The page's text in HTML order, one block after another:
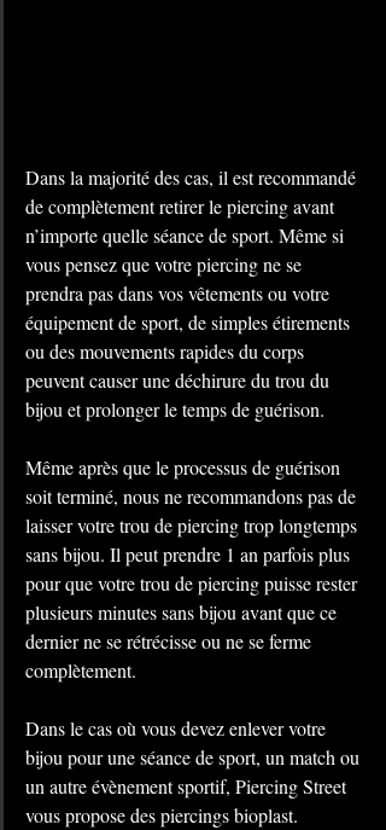
Dans la majorité des cas, il est recommandé
de complètement retirer le piercing avant
n’importe quelle séance de sport. Même si
vous pensez que votre piercing ne se
prendra pas dans vos vêtements ou votre
équipement de sport, de simples étirements
ou des mouvements rapides du corps
peuvent causer une déchirure du trou du
bijou et prolonger le temps de guérison.
Même après que le processus de guérison
soit terminé, nous ne recommandons pas de
laisser votre trou de piercing trop longtemps
sans bijou. Il peut prendre 1 an parfois plus
pour que votre trou de piercing puisse rester
plusieurs minutes sans bijou avant que ce
dernier ne se rétrécisse ou ne se ferme
complètement.
Dans le cas où vous devez enlever votre
bijou pour une séance de sport, un match ou
un autre évènement sportif, Piercing Street
vous propose des piercings bioplast.